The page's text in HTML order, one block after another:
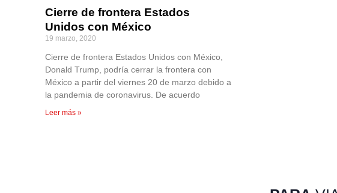
Cierre de frontera Estados
Unidos con México
19 marzo, 2020
Cierre de frontera Estados Unidos con México,
Donald Trump, podría cerrar la frontera con
México a partir del viernes 20 de marzo debido a
la pandemia de coronavirus. De acuerdo
Leer más »